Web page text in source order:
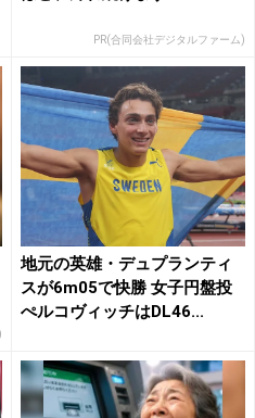
PR(合同会社デジタルファーム)
地元の英雄・デュプランティ
スが6m05で快勝 女子円盤投
ぺルコヴィッチはDL46...